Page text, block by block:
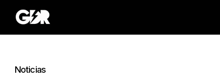
Noticias